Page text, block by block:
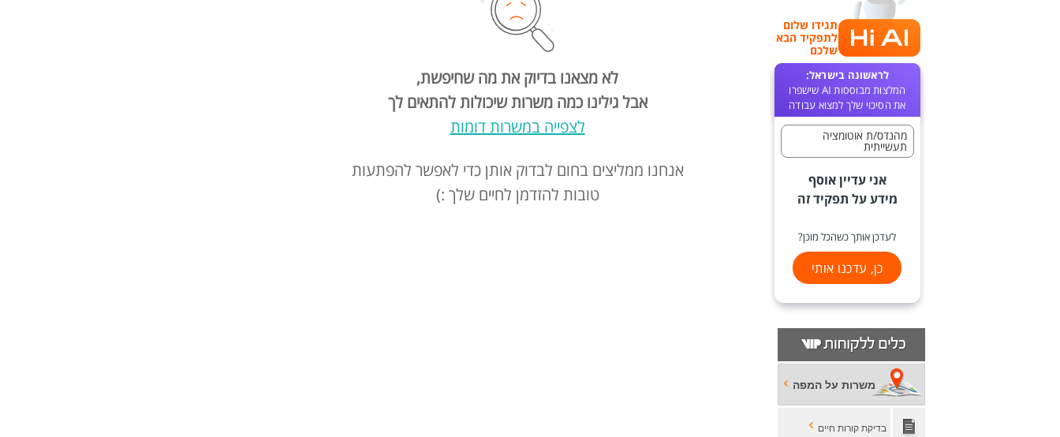
תגידו שלום
לתפקיד הבא
שלכם
לראשונה בישראל:
המלצות מבוססות AI שישפרו
את הסיכוי שלך למצוא עבודה
מהנדס/ת אוטומציה
תעשייתית
אני עדיין אוסף
מידע על תפקיד זה
לעדכן אותך כשהכל מוכן?
כן, עדכנו אותי
משרות על המפה
בדיקת קורות חיים
לא מצאנו בדיוק את מה שחיפשת,
אבל גילינו כמה משרות שיכולות להתאים לך
לצפייה במשרות דומות
אנחנו ממליצים בחום לבדוק אותן כדי לאפשר להפתעות
טובות להזדמן לחיים שלך :)